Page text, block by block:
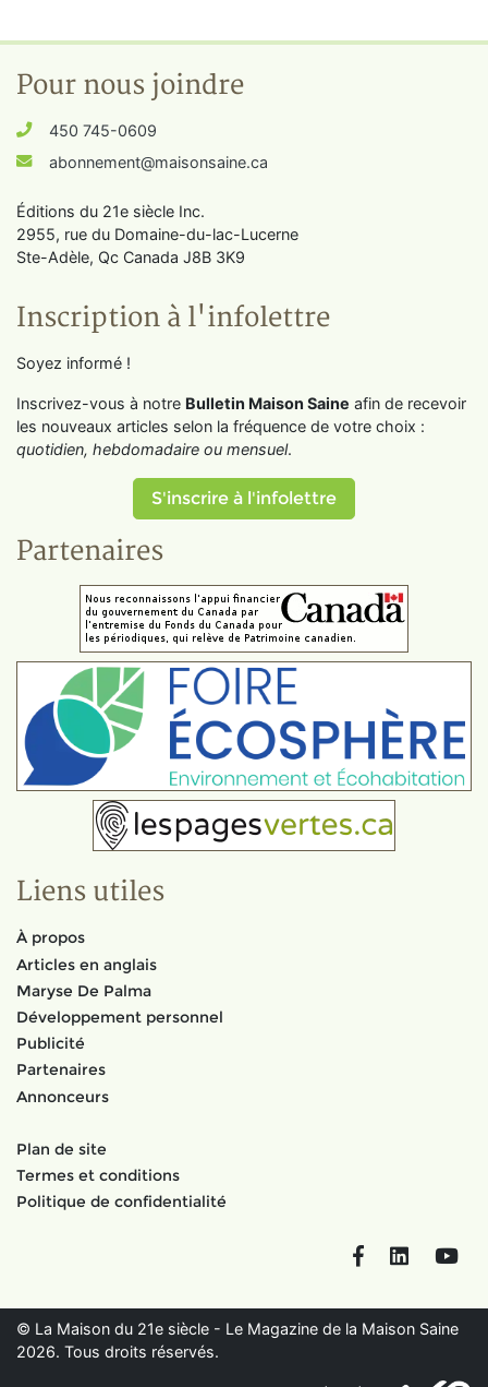
Pour nous joindre
450 745-0609
abonnement@maisonsaine.ca
Éditions du 21e siècle Inc.
2955, rue du Domaine-du-lac-Lucerne
Ste-Adèle, Qc Canada J8B 3K9
Inscription à l'infolettre
Soyez informé !
Inscrivez-vous à notre Bulletin Maison Saine afin de recevoir
les nouveaux articles selon la fréquence de votre choix :
quotidien, hebdomadaire ou mensuel.
S'inscrire à l'infolettre
Partenaires
Liens utiles
À propos
Articles en anglais
Maryse De Palma
Développement personnel
Publicité
Partenaires
Annonceurs
Plan de site
Termes et conditions
Politique de confidentialité
FacebookLinkedIn
© La Maison du 21e siècle - Le Magazine de la Maison Saine
2026. Tous droits réservés.